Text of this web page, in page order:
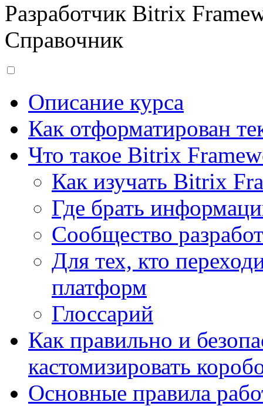
Разработчик Bitrix
Справочник
Описание курса
Как отформатирован
Что такое Bitrix
Как изучать Bitrix
Где брать
Сообщество
Для тех, кто
платформ
Глоссарий
Как правильно и
кастомизировать
Основные правила